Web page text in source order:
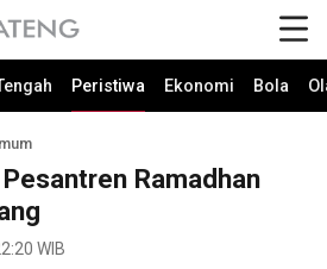
Peristiwa Ekonomi Bola
Ramadhan
WIB